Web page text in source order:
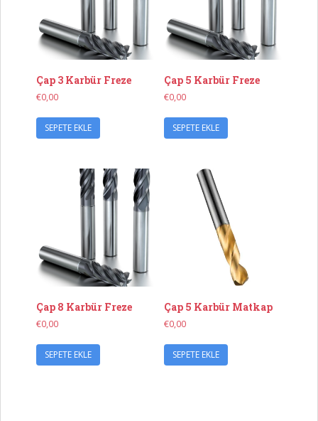
Çap 3 Karbür Freze
€0,00
SEPETE EKLE
Çap 5 Karbür Freze
€0,00
SEPETE EKLE
Çap 8 Karbür Freze
€0,00
SEPETE EKLE
Çap 5 Karbür Matkap
€0,00
SEPETE EKLE